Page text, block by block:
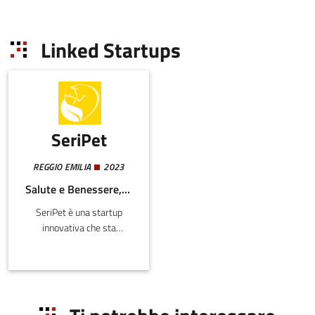
Linked Startups
SeriPet
REGGIO EMILIA 2023
Salute e Benessere, Agroalimentare
SeriPet è una startup
innovativa che sta
domestici con un
scientificamente